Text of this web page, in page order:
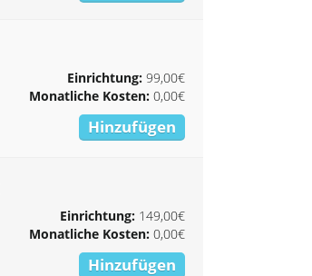
Einrichtung:99,00€
Monatliche Kosten:0,00€
Hinzufügen
Einrichtung:149,00€
Monatliche Kosten:0,00€
Hinzufügen